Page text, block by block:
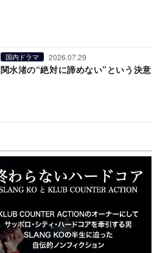
国内ドラマ 2026.07.29
関水渚の“絶対に諦めない”という決意